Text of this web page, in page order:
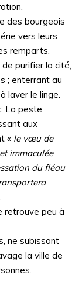
des bourgeois
vers leurs
remparts.
purifier la cité,
; enterrant au
laver le linge.
La peste
aux
« le vœu de
immaculée
du fléau
retrouve peu à
ne subissant
la ville de